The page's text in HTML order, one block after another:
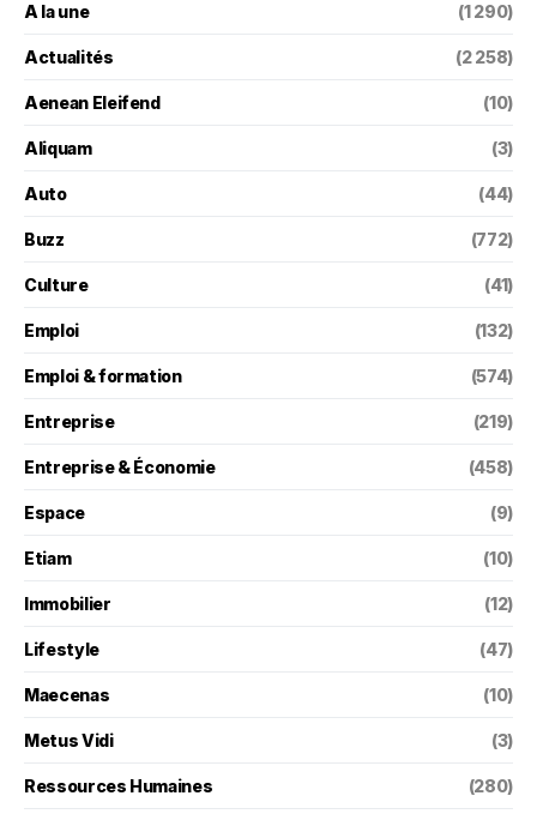
A la une (1 290)
Actualités (2 258)
Aenean Eleifend (10)
Aliquam (3)
Auto (44)
Buzz (772)
Culture (41)
Emploi (132)
Emploi & formation (574)
Entreprise (219)
Entreprise & Économie (458)
Espace (9)
Etiam (10)
Immobilier (12)
Lifestyle (47)
Maecenas (10)
Metus Vidi (3)
Ressources Humaines (280)